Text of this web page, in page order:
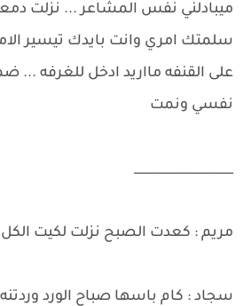
ميبادلني نفس المشاعر ... نزلت
سلمتك امري وانت بايدك تيسير
على القنفه مااريد ادخل للغرفه
نفسي ونمت
________________
مريم : كعدت الصبح نزلت لكيت الكل
سجاد : كام باسها صباح الورد وردتنه